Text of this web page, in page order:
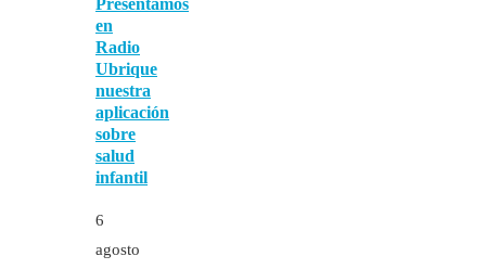
Presentamos
en
Radio
Ubrique
nuestra
aplicación
sobre
salud
infantil
6
agosto